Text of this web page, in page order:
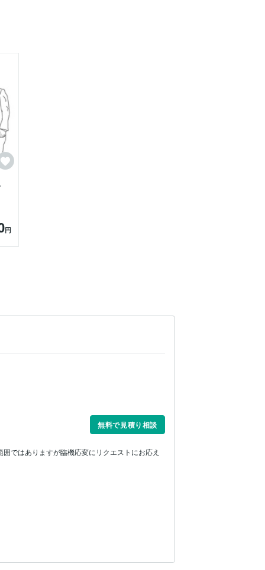
ども#アニバーサリー#夫婦#家族#写
円
無料で見積り相談
ではありますが臨機応変にリクエストにお応え